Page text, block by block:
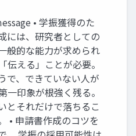
• 学振獲得のた
には、研究者としての
般的な能力が求められ
伝える」ことが必要。
で、できていない人が
一印象が根強く残る。
とそれだけで落ちるこ
• 申請書作成のコツを